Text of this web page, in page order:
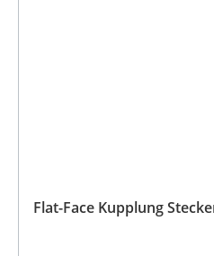
Flat-Face Kupplung